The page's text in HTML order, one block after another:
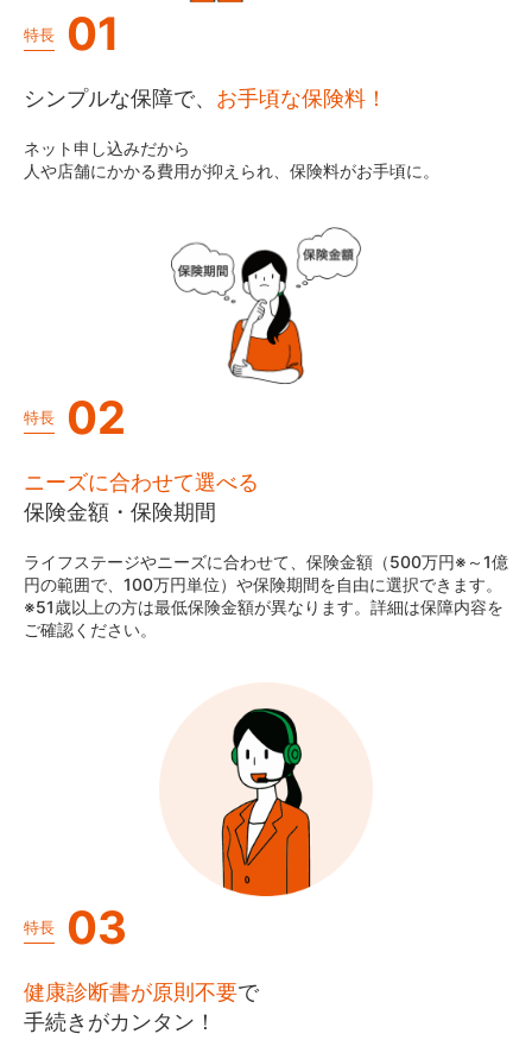
特長 01
シンプルな保障で、 お手頃な保険料！
ネット申し込みだから
人や店舗にかかる費用が抑えられ、保険料がお手頃に。
特長 02
ニーズに合わせて選べる
保険金額・保険期間
ライフステージやニーズに合わせて、保険金額（500万円※～1億
円の範囲で、100万円単位）や保険期間を自由に選択できます。
※51歳以上の方は最低保険金額が異なります。詳細は保障内容を
ご確認ください。
特長 03
健康診断書が原則不要で
手続きがカンタン！